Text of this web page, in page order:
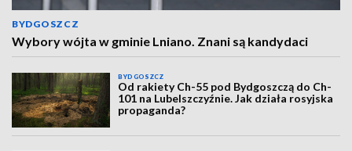
BYDGOSZCZ
Wybory wójta w gminie Lniano. Znani są kandydaci
BYDGOSZCZ
Od rakiety Ch-55 pod Bydgoszczą do Ch-
101 na Lubelszczyźnie. Jak działa rosyjska
propaganda?